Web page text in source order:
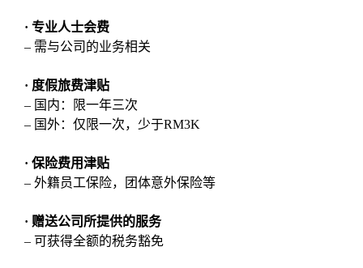
· 专业人士会费
– 需与公司的业务相关
· 度假旅费津贴
– 国内：限一年三次
– 国外：仅限一次，少于RM3K
· 保险费用津贴
– 外籍员工保险，团体意外保险等
· 赠送公司所提供的服务
– 可获得全额的税务豁免